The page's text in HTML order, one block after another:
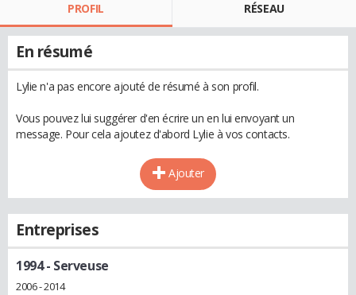
PROFIL RÉSEAU
En résumé
Lylie n'a pas encore ajouté de résumé à son profil.
Vous pouvez lui suggérer d'en écrire un en lui envoyant un
message. Pour cela ajoutez d'abord Lylie à vos contacts.
Ajouter
Entreprises
1994- Serveuse
2006 - 2014